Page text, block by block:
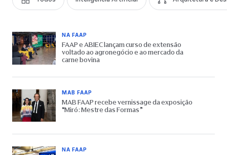
NA FAAP
FAAP e ABIEC lançam curso de extensão
voltado ao agronegócio e ao mercado da
carne bovina
MAB FAAP
MAB FAAP recebe vernissage da exposição
“Miró: Mestre das Formas”
NA FAAP